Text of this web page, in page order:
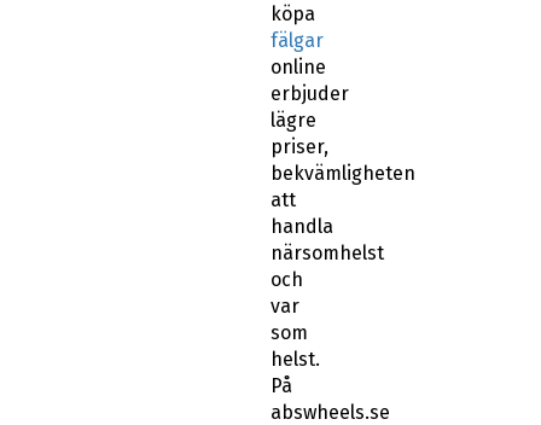
köpa
fälgar
online
erbjuder
lägre
priser,
bekvämligheten
att
handla
närsomhelst
och
var
som
helst.
På
abswheels.se